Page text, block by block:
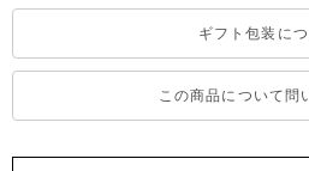
整えてください。
ギフト包装に
この商品について問